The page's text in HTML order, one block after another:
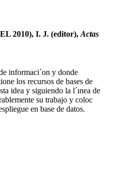
2010), I. J. (editor), Actas
informaci´on y donde
los recursos de bases de
idea y siguiendo la l´ınea de
su trabajo y coloc
en base de datos.